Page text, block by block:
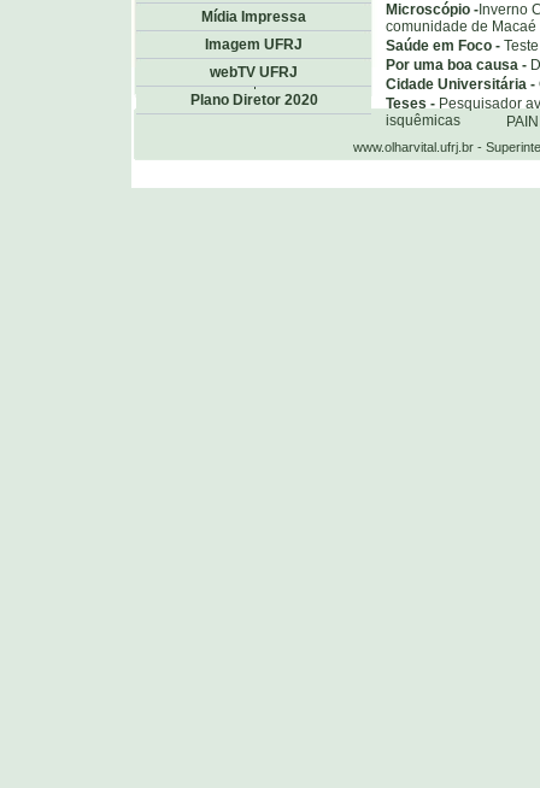
Microscópio - Inverno
comunidade de Macaé
Saúde em Foco -
Por uma boa causa -
Cidade Universitária -
Teses - Pesquisador
isquêmicas
Mídia Impressa
Imagem UFRJ
webTV UFRJ
Plano Diretor 2020
<< voltar Topo
www.olharvital.ufrj.br -